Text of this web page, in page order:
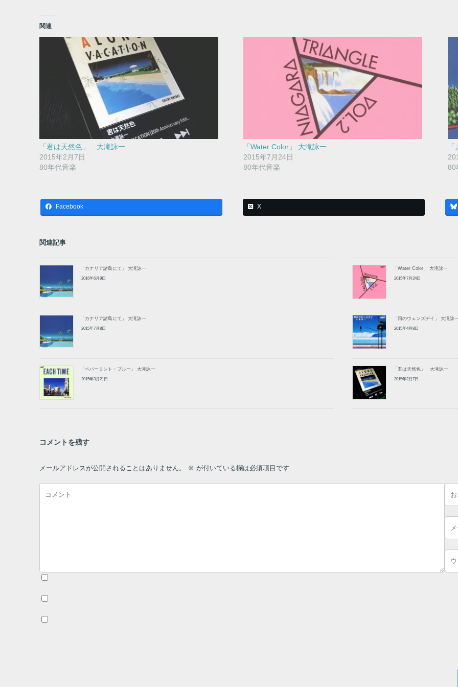
関連
「君は天然色」 大滝詠一
2015年2月7日
80年代音楽
「Water Color」 大滝詠一
2015年7月24日
80年代音楽
80
Facebook X
関連記事
「カナリア諸島にて」 大滝詠一
2016年6月9日
「Water Color」 大滝詠一
2015年7月24日
「カナリア諸島にて」 大滝詠一
2015年7月8日
「雨のウェンズデイ」 大滝詠
2015年4月8日
「ペパーミント・ブルー」 大滝詠一
2015年3月21日
「君は天然色」 大滝詠一
2015年2月7日
コメントを残す
メールアドレスが公開されることはありません。 ※ が付いている欄は必須項目です